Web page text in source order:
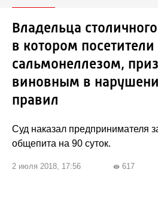
Владельца
в котором посетители
сальмонеллезом,
виновным в
правил
Суд наказал предпринимателя
общепита на 90 суток.
2 июля 2018, 17:56 visibility 617